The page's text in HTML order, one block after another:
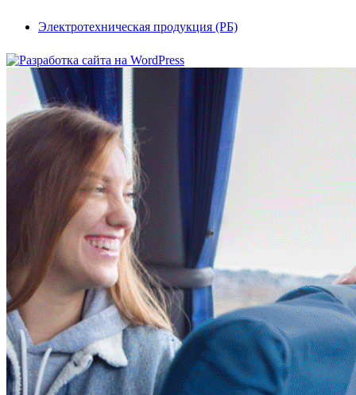
Электротехническая продукция (РБ)